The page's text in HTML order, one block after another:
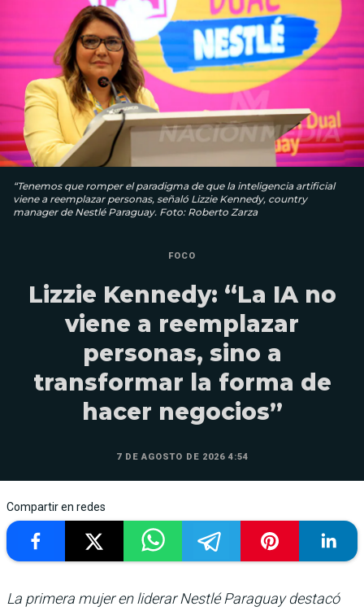
“Tenemos que romper el paradigma de que la inteligencia artificial
viene a reemplazar personas, señaló Lizzie Kennedy, country
manager de Nestlé Paraguay. Foto: Roberto Zarza
FOCO
Lizzie Kennedy: “La IA no
viene a reemplazar
personas, sino a
transformar la forma de
hacer negocios”
7 DE AGOSTO DE 2026 4:54
Compartir en redes
La primera mujer en liderar Nestlé Paraguay destacó